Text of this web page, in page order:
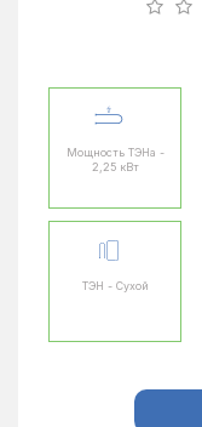
Мощность ТЭНа -
2,25 кВт
ТЭН - Сухой